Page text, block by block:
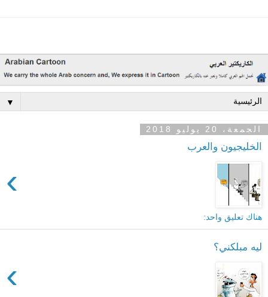
▼
الجمعة، 20 يوليو 2018
الخليجيون والعرب
›
هناك تعليق واحد:
ليه مبلكني؟
›